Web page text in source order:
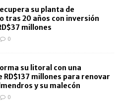
su planta de
tras 20 años con inversión
millones
0
su litoral con una
RD$137 millones para renovar
y su malecón
0